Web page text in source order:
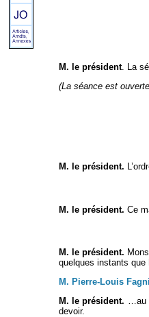
M. le président. La
(La séance est
M. le président.
M. le président. Ce
M. le président.
quelques instants que
M. Pierre-Louis
M. le président. …au
devoir.